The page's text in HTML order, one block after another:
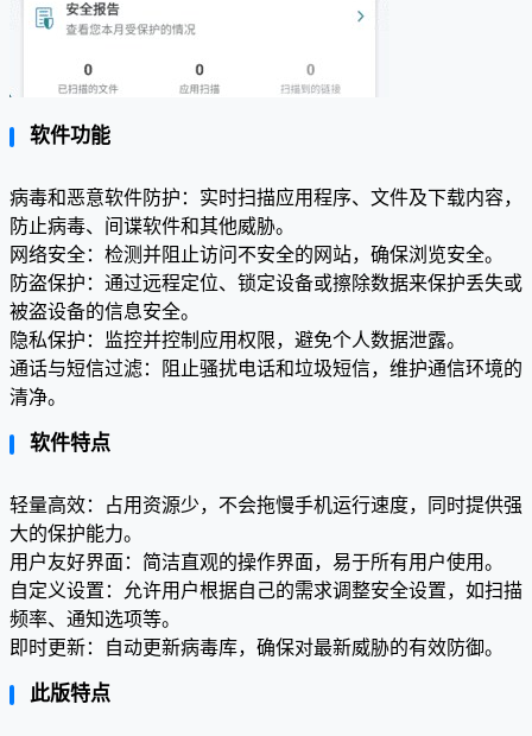
软件功能
病毒和恶意软件防护：实时扫描应用程序、文件及下载内容，
防止病毒、间谍软件和其他威胁。
网络安全：检测并阻止访问不安全的网站，确保浏览安全。
防盗保护：通过远程定位、锁定设备或擦除数据来保护丢失或
被盗设备的信息安全。
隐私保护：监控并控制应用权限，避免个人数据泄露。
通话与短信过滤：阻止骚扰电话和垃圾短信，维护通信环境的
清净。
软件特点
轻量高效：占用资源少，不会拖慢手机运行速度，同时提供强
大的保护能力。
用户友好界面：简洁直观的操作界面，易于所有用户使用。
自定义设置：允许用户根据自己的需求调整安全设置，如扫描
频率、通知选项等。
即时更新：自动更新病毒库，确保对最新威胁的有效防御。
此版特点